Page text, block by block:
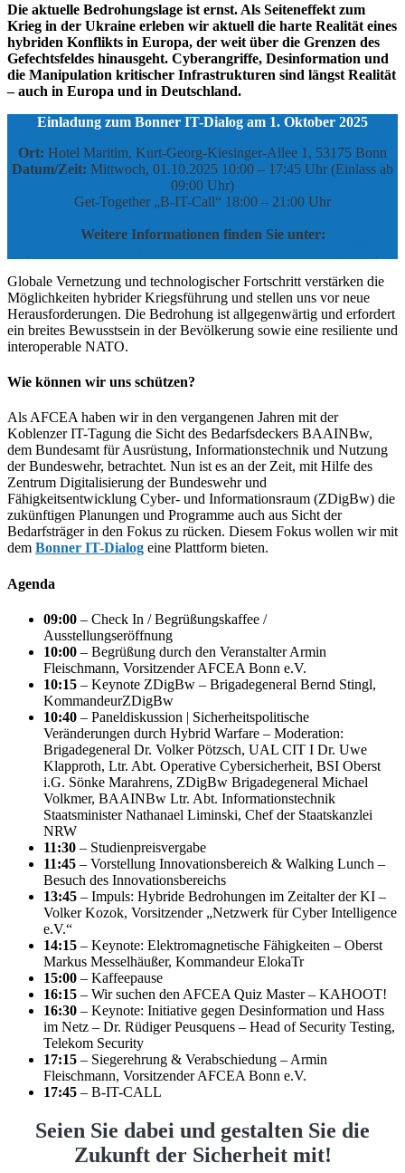
Die aktuelle Bedrohungslage ist ernst. Als Seiteneffekt zum
Krieg in der Ukraine erleben wir aktuell die harte Realität eines
hybriden Konflikts in Europa, der weit über die Grenzen des
Gefechtsfeldes hinausgeht. Cyberangriffe, Desinformation und
die Manipulation kritischer Infrastrukturen sind längst Realität
– auch in Europa und in Deutschland.
Einladung zum Bonner IT-Dialog am 1. Oktober 2025
Ort: Hotel Maritim, Kurt-Georg-Kiesinger-Allee 1, 53175 Bonn
Datum/Zeit: Mittwoch, 01.10.2025 10:00 – 17:45 Uhr (Einlass ab
09:00 Uhr)
Get-Together „B-IT-Call“ 18:00 – 21:00 Uhr
Weitere Informationen finden Sie unter:
Globale Vernetzung und technologischer Fortschritt verstärken die
Möglichkeiten hybrider Kriegsführung und stellen uns vor neue
Herausforderungen. Die Bedrohung ist allgegenwärtig und erfordert
ein breites Bewusstsein in der Bevölkerung sowie eine resiliente und
interoperable NATO.
Wie können wir uns schützen?
Als AFCEA haben wir in den vergangenen Jahren mit der
Koblenzer IT-Tagung die Sicht des Bedarfsdeckers BAAINBw,
dem Bundesamt für Ausrüstung, Informationstechnik und Nutzung
der Bundeswehr, betrachtet. Nun ist es an der Zeit, mit Hilfe des
Zentrum Digitalisierung der Bundeswehr und
Fähigkeitsentwicklung Cyber- und Informationsraum (ZDigBw) die
zukünftigen Planungen und Programme auch aus Sicht der
Bedarfsträger in den Fokus zu rücken. Diesem Fokus wollen wir mit
dem Bonner IT-Dialog eine Plattform bieten.
Agenda
09:00 – Check In / Begrüßungskaffee /
Ausstellungseröffnung
10:00 – Begrüßung durch den Veranstalter Armin
Fleischmann, Vorsitzender AFCEA Bonn e.V.
10:15 – Keynote ZDigBw – Brigadegeneral Bernd Stingl,
KommandeurZDigBw
10:40 – Paneldiskussion | Sicherheitspolitische
Veränderungen durch Hybrid Warfare – Moderation:
Brigadegeneral Dr. Volker Pötzsch, UAL CIT I Dr. Uwe
Klapproth, Ltr. Abt. Operative Cybersicherheit, BSI Oberst
i.G. Sönke Marahrens, ZDigBw Brigadegeneral Michael
Volkmer, BAAINBw Ltr. Abt. Informationstechnik
Staatsminister Nathanael Liminski, Chef der Staatskanzlei
NRW
11:30 – Studienpreisvergabe
11:45 – Vorstellung Innovationsbereich & Walking Lunch –
Besuch des Innovationsbereichs
13:45 – Impuls: Hybride Bedrohungen im Zeitalter der KI –
Volker Kozok, Vorsitzender „Netzwerk für Cyber Intelligence
e.V.“
14:15 – Keynote: Elektromagnetische Fähigkeiten – Oberst
Markus Messelhäußer, Kommandeur ElokaTr
15:00 – Kaffeepause
16:15 – Wir suchen den AFCEA Quiz Master – KAHOOT!
16:30 – Keynote: Initiative gegen Desinformation und Hass
im Netz – Dr. Rüdiger Peusquens – Head of Security Testing,
Telekom Security
17:15 – Siegerehrung & Verabschiedung – Armin
Fleischmann, Vorsitzender AFCEA Bonn e.V.
17:45 – B-IT-CALL
Seien Sie dabei und gestalten Sie die
Zukunft der Sicherheit mit!